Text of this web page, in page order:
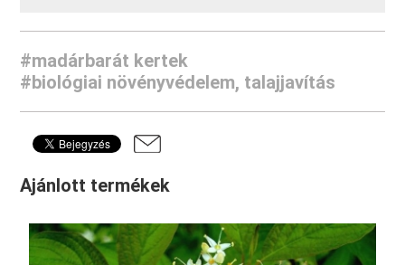
#madárbarát kertek
#biológiai növényvédelem, talajjavítás
Ajánlott termékek